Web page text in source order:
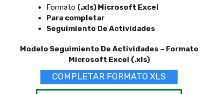
Formato (.xls) Microsoft Excel
Para completar
Seguimiento De Actividades
Modelo Seguimiento De Actividades – Formato
Microsoft Excel (.xls)
COMPLETAR FORMATO XLS